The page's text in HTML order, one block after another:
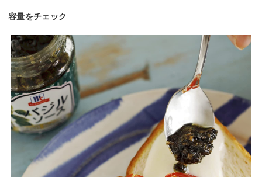
容量をチェック